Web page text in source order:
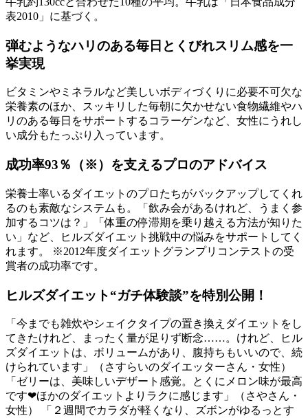
表2010」に基づく。
弾むようなハリのある毎日とくびれスリム感を一
挙実現
ビタミンやミネラルなど美しいボディづくりに必要不可欠な
栄養素のほか、スッキリした毎朝に欠かせない食物繊維やハ
リのある毎日をサポートするコラーゲンなど、女性にうれし
い成分もたっぷり入っています。
成功率93％（※）を支えるプロのアドバイス
栄養士率いるダイエットのプロたちがバックアップしてくれ
るのも素敵なシステムも。「飲み会があるけれど、うまく参
加するコツは？」「体重の停滞期を乗り越える方法が知りた
い」など、ヒルズダイエット挑戦中の悩みをサポートしてく
れます。 ※2012年度ダイエットグランプリコンテストの受
賞者の成功率です。
ヒルズダイエット“ガチ体験談”を特別公開！
「今までも雑炊やシェイクタイプの置き換えダイエットをし
てきたけれど、まったく量が足りず断念……。けれど、ヒル
ズダイエットは、ボリュームがあり、腹持ちもいいので、続
けられています」（さすらいのダイエッターさん・女性）
「ゼリーは、美味しいデザート感覚。とくにメロン味が最高
です❤ほかのダイエットよりラクに感じます」（さやさん・
女性） 「２週間でカラダが軽くなり、ズボンがゆるっとす